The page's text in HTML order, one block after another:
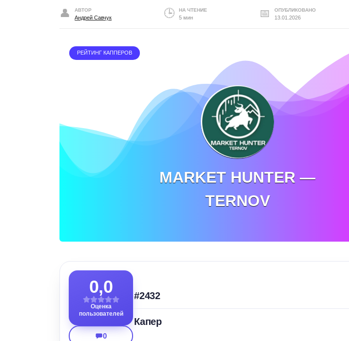
АВТОР
Андрей Савчук
НА ЧТЕНИЕ
5 мин
ОПУБЛИКОВАНО
13.01.2026
MARKET HUNTER —
TERNOV
РЕЙТИНГ КАППЕРОВ
0,0
Оценка
пользователей
0
#2432
Капер